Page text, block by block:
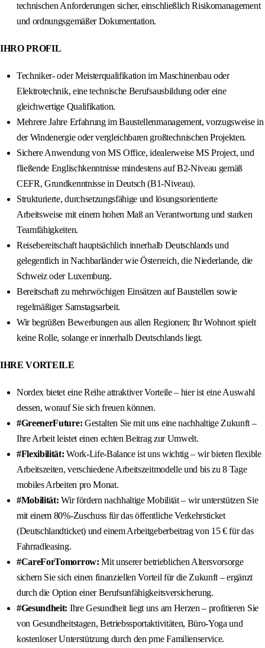
technischen Anforderungen sicher, einschließlich Risikomanagement
und ordnungsgemäßer Dokumentation.
IHRO PROFIL
Techniker- oder Meisterqualifikation im Maschinenbau oder
Elektrotechnik, eine technische Berufsausbildung oder eine
gleichwertige Qualifikation.
Mehrere Jahre Erfahrung im Baustellenmanagement, vorzugsweise in
der Windenergie oder vergleichbaren großtechnischen Projekten.
Sichere Anwendung von MS Office, idealerweise MS Project, und
fließende Englischkenntnisse mindestens auf B2-Niveau gemäß
CEFR, Grundkenntnisse in Deutsch (B1-Niveau).
Strukturierte, durchsetzungsfähige und lösungsorientierte
Arbeitsweise mit einem hohen Maß an Verantwortung und starken
Teamfähigkeiten.
Reisebereitschaft hauptsächlich innerhalb Deutschlands und
gelegentlich in Nachbarländer wie Österreich, die Niederlande, die
Schweiz oder Luxemburg.
Bereitschaft zu mehrwöchigen Einsätzen auf Baustellen sowie
regelmäßiger Samstagsarbeit.
Wir begrüßen Bewerbungen aus allen Regionen; Ihr Wohnort spielt
keine Rolle, solange er innerhalb Deutschlands liegt.
IHRE VORTEILE
Nordex bietet eine Reihe attraktiver Vorteile – hier ist eine Auswahl
dessen, worauf Sie sich freuen können.
#GreenerFuture: Gestalten Sie mit uns eine nachhaltige Zukunft –
Ihre Arbeit leistet einen echten Beitrag zur Umwelt.
#Flexibilität: Work-Life-Balance ist uns wichtig – wir bieten flexible
Arbeitszeiten, verschiedene Arbeitszeitmodelle und bis zu 8 Tage
mobiles Arbeiten pro Monat.
#Mobilität: Wir fördern nachhaltige Mobilität – wir unterstützen Sie
mit einem 80%-Zuschuss für das öffentliche Verkehrsticket
(Deutschlandticket) und einem Arbeitgeberbeitrag von 15 € für das
Fahrradleasing.
#CareForTomorrow: Mit unserer betrieblichen Altersvorsorge
sichern Sie sich einen finanziellen Vorteil für die Zukunft – ergänzt
durch die Option einer Berufsunfähigkeitsversicherung.
#Gesundheit: Ihre Gesundheit liegt uns am Herzen – profitieren Sie
von Gesundheitstagen, Betriebssportaktivitäten, Büro-Yoga und
kostenloser Unterstützung durch den pme Familienservice.